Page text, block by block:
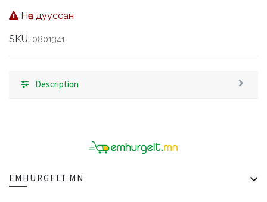
Нөөц дууссан
SKU: 0801341
Description
EMHURGELT.MN